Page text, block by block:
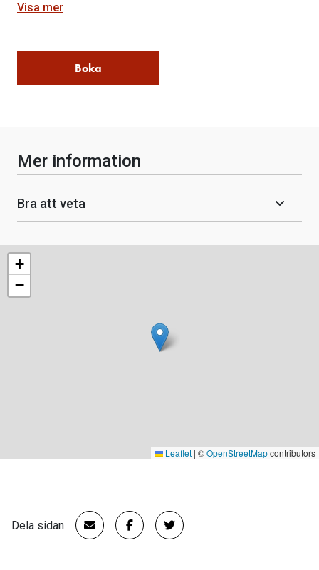
Visa mer
Boka
Mer information
Bra att veta
+
−
Leaflet | ©OpenStreetMapcontributors
Dela sidan